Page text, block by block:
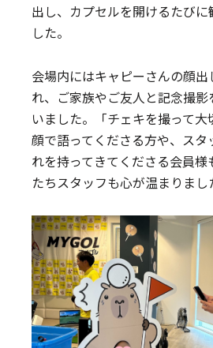
出し、カプセルを開けるたびに
した。
会場内にはキャピーさんの顔
れ、ご家族やご友人と記念撮
いました。「チェキを撮って
顔で語ってくださる方や、ス
れを持ってきてくださる会員
たちスタッフも心が温まりまし